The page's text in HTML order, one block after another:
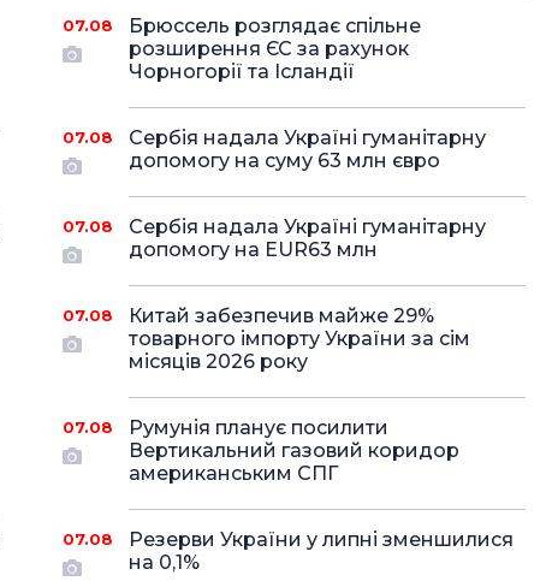
07.08
Брюссель розглядає спільне
розширення ЄС за рахунок
Чорногорії та Ісландії
07.08
Сербія надала Україні гуманітарну
допомогу на суму 63 млн євро
07.08
Сербія надала Україні гуманітарну
допомогу на EUR63 млн
07.08
Китай забезпечив майже 29%
товарного імпорту України за сім
місяців 2026 року
07.08
Румунія планує посилити
Вертикальний газовий коридор
американським СПГ
07.08
Резерви України у липні зменшилися
на 0,1%